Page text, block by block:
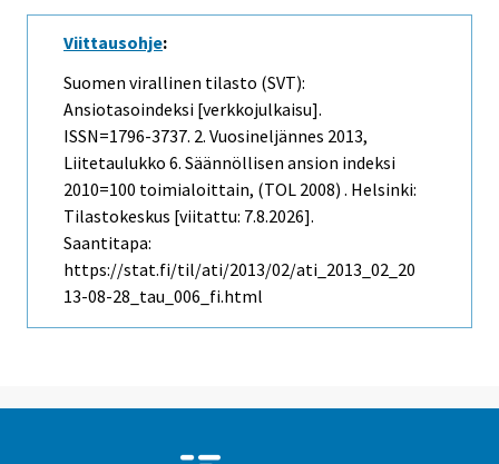
Viittausohje:
Suomen virallinen tilasto (SVT):
Ansiotasoindeksi [verkkojulkaisu].
ISSN=1796-3737. 2. Vuosineljännes 2013,
Liitetaulukko 6. Säännöllisen ansion indeksi
2010=100 toimialoittain, (TOL 2008) . Helsinki:
Tilastokeskus [viitattu: 7.8.2026].
Saantitapa:
https://stat.fi/til/ati/2013/02/ati_2013_02_20
13-08-28_tau_006_fi.html